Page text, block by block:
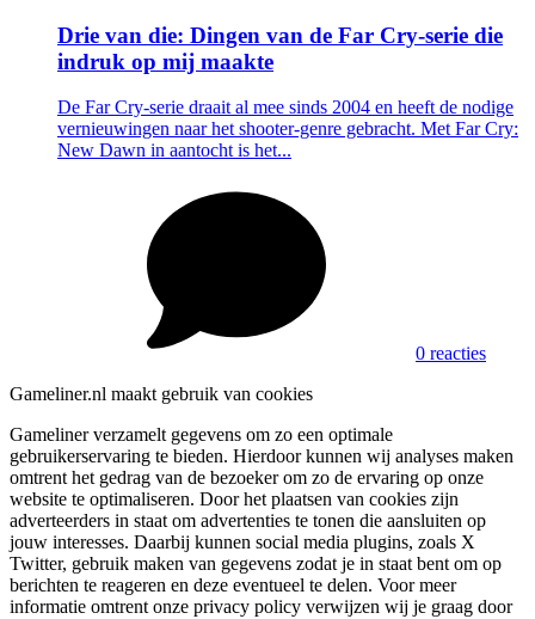
Drie van die: Dingen van de Far Cry-serie die
indruk op mij maakte
De Far Cry-serie draait al mee sinds 2004 en heeft de nodige
vernieuwingen naar het shooter-genre gebracht. Met Far Cry:
New Dawn in aantocht is het...
0 reacties
Gameliner.nl maakt gebruik van cookies
Gameliner verzamelt gegevens om zo een optimale
gebruikerservaring te bieden. Hierdoor kunnen wij analyses maken
omtrent het gedrag van de bezoeker om zo de ervaring op onze
website te optimaliseren. Door het plaatsen van cookies zijn
adverteerders in staat om advertenties te tonen die aansluiten op
jouw interesses. Daarbij kunnen social media plugins, zoals X
Twitter, gebruik maken van gegevens zodat je in staat bent om op
berichten te reageren en deze eventueel te delen. Voor meer
informatie omtrent onze privacy policy verwijzen wij je graag door